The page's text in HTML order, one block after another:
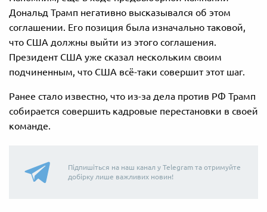
Дональд Трамп негативно высказывался об этом
соглашении. Его позиция была изначально таковой,
что США должны выйти из этого соглашения.
Президент США уже сказал нескольким своим
подчиненным, что США всё-таки cовершит этот шаг.
Ранее стало известно, что из-за дела против РФ Трамп
собирается совершить кадровые перестановки в своей
команде.
Підпишіться на наш канал у Telegram та отримуйте
добірку лише важливих новин!